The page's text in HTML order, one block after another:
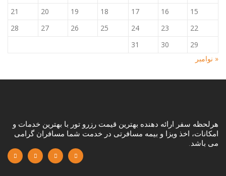
15
16
17
18
19
20
21
22
23
24
25
26
27
28
29
30
31
« نوامبر
هرلحظه سفر ارائه دهنده بهترین قیمت رزرو تور با بهترین خدمات و
امکانات، اخذ ویزا و بیمه مسافرتی در خدمت شما مسافران گرامی
می باشد.